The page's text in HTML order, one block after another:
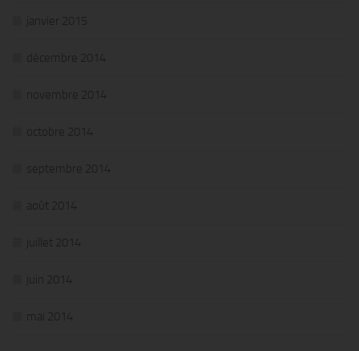
janvier 2015
décembre 2014
novembre 2014
octobre 2014
septembre 2014
août 2014
juillet 2014
juin 2014
mai 2014